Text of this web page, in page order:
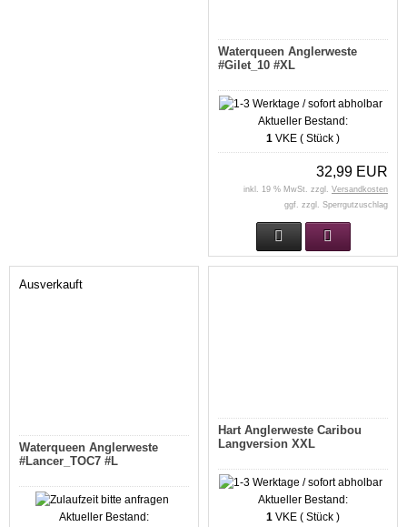
Waterqueen Anglerweste
#Gilet_10 #XL
Aktueller Bestand:
1 VKE ( Stück )
32,99 EUR
inkl. 19 % MwSt. zzgl. Versandkosten
ggf. zzgl. Sperrgutzuschlag
Ausverkauft
Waterqueen Anglerweste
#Lancer_TOC7 #L
Aktueller Bestand:
Hart Anglerweste Caribou
Langversion XXL
Aktueller Bestand:
1 VKE ( Stück )